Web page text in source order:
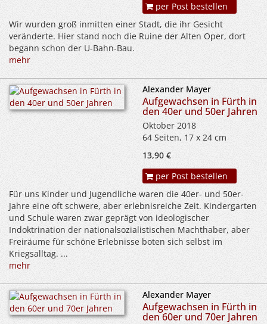
per Post bestellen
Wir wurden groß inmitten einer Stadt, die ihr Gesicht
veränderte. Hier stand noch die Ruine der Alten Oper, dort
begann schon der U-Bahn-Bau.
mehr
Alexander Mayer
Aufgewachsen in Fürth in
den 40er und 50er Jahren
Oktober 2018
64 Seiten, 17 x 24 cm
13,90 €
per Post bestellen
Für uns Kinder und Jugendliche waren die 40er- und 50er-
Jahre eine oft schwere, aber erlebnisreiche Zeit. Kindergarten
und Schule waren zwar geprägt von ideologischer
Indoktrination der nationalsozialistischen Machthaber, aber
Freiräume für schöne Erlebnisse boten sich selbst im
Kriegsalltag. ...
mehr
Alexander Mayer
Aufgewachsen in Fürth in
den 60er und 70er Jahren